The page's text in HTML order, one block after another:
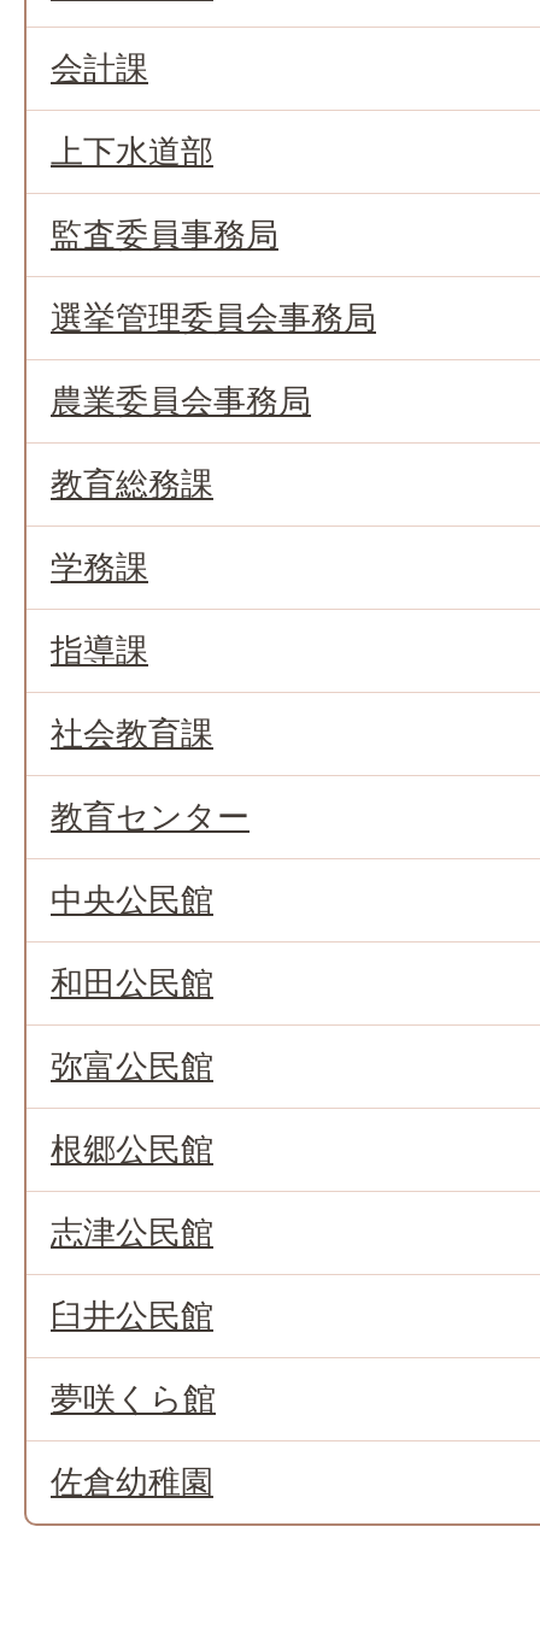
会計課
上下水道部
監査委員事務局
選挙管理委員会事務局
農業委員会事務局
教育総務課
学務課
指導課
社会教育課
教育センター
中央公民館
和田公民館
弥富公民館
根郷公民館
志津公民館
臼井公民館
夢咲くら館
佐倉幼稚園